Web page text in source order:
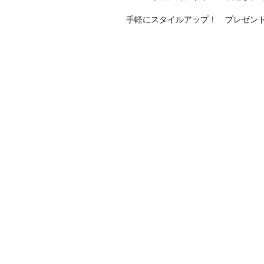
手軽にスタイルアップ！ プレゼン